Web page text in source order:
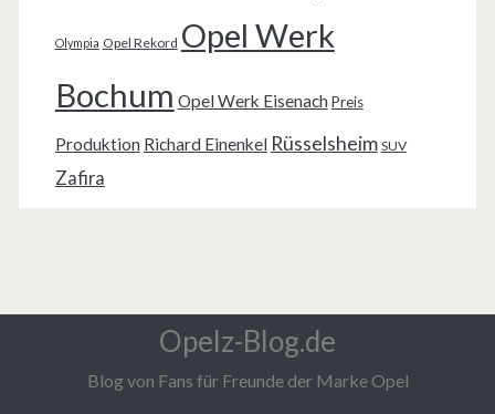
Olympia Opel Rekord Opel Werk
Bochum Opel Werk Eisenach Preis
Produktion Richard Einenkel Rüsselsheim SUV
Zafira
Opelz-Blog.de
Blog von Fans für Freunde der Marke Opel